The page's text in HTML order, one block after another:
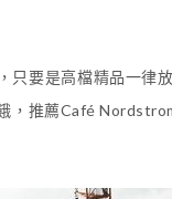
只要是高檔精品一律
，推薦Café